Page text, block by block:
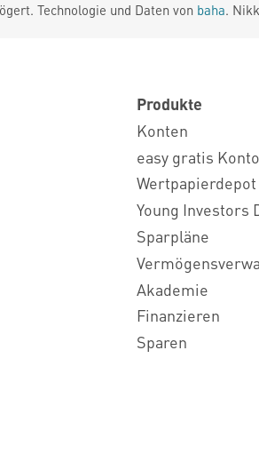
Technologie und Daten von baha.
Produkte
Konten
easy gratis Konto
Wertpapierdepot
Young Investors
Sparpläne
Akademie
Finanzieren
Sparen